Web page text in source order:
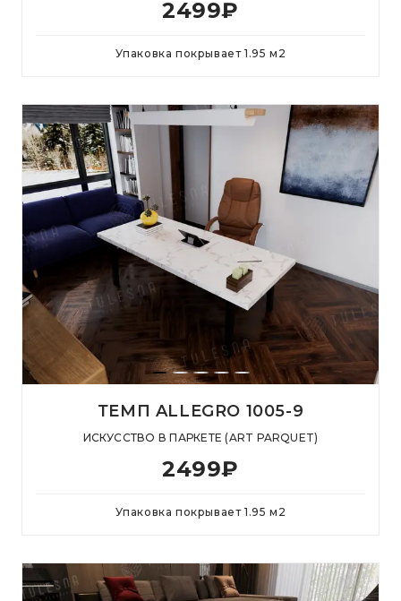
2499₽
Упаковка покрывает1.95 м 2
ТЕМП ALLEGRO 1005-9
ИСКУССТВО В ПАРКЕТЕ (ART PARQUET)
2499₽
Упаковка покрывает1.95 м 2